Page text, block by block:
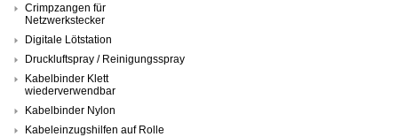
Crimpzangen für
Netzwerkstecker
Digitale Lötstation
Druckluftspray / Reinigungsspray
Kabelbinder Klett
wiederverwendbar
Kabelbinder Nylon
Kabeleinzugshilfen auf Rolle